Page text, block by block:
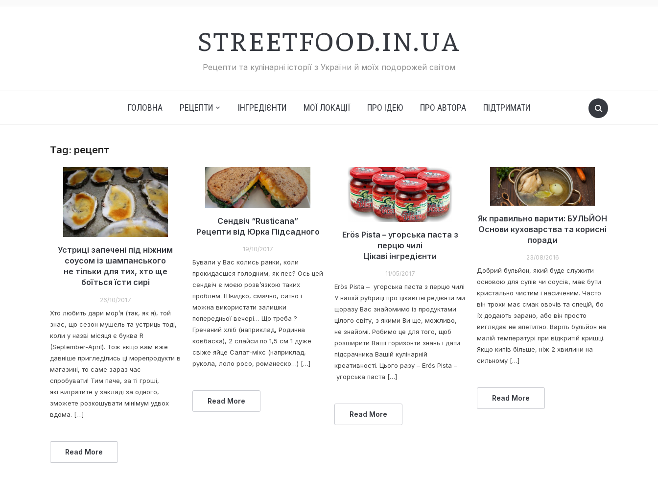
STREETFOOD.IN.UA
Рецепти та кулінарні історії з України й моїх подорожей світом
ГОЛОВНА РЕЦЕПТИ ІНГРЕДІЄНТИ МОЇ ЛОКАЦІЇ ПРО ІДЕЮ ПРО АВТОРА ПІДТРИМАТИ
Tag: рецепт
Устриці запечені під ніжним
соусом із шампанського
не тільки для тих, хто ще
боїться їсти сирі
26/10/2017
Хто любить дари мор’я (так, як я), той
знає, що сезон мушель та устриць тоді,
коли у назві місяця є буква R
(September-April). Тож якщо вам вже
давніше пригледілись ці морепродукти в
магазині, то саме зараз час
спробувати! Тим паче, за ті гроші,
які витратите у закладі за одного,
зможете розкошувати мінімум удвох
вдома. […]
Read More
Cендвіч “Rusticana”
Рецепти від Юрка Підсадного
19/10/2017
Бували у Вас колись ранки, коли
прокидаєшся голодним, як пес? Ось цей
сендвіч є моєю розв’язкою таких
проблем. Швидко, смачно, ситно і
можна використати залишки
попередньої вечері… Що треба ?
Гречаний хліб (наприклад, Родинна
ковбаска), 2 слайси по 1,5 см 1 дуже
свіже яйце Салат-мікс (наприклад,
рукола, лоло росо, романеско…) […]
Read More
Erös Pista – угорська паста з
перцю чилі
Цікаві інгредієнти
11/05/2017
Erös Pista – угорська паста з перцю чилі
У нашій рубриці про цікаві інгредієнти ми
щоразу Вас знайомимо із продуктами
цілого світу, з якими Ви ще, можливо,
не знайомі. Робимо це для того, щоб
розширити Ваші горизонти знань і дати
підсрачника Вашій кулінарній
креативності. Цього разу – Erös Pista –
угорська паста […]
Read More
Як правильно варити: БУЛЬЙОН
Основи куховарства та корисні
поради
23/08/2016
Добрий бульйон, який буде служити
основою для супів чи соусів, має бути
кристально чистим і насиченим. Часто
він трохи має смак овочів та спецій, бо
їх додають зарано, або він просто
виглядає не апетитно. Варіть бульйон на
малій температурі при відкритій кришці.
Якщо кипів більше, ніж 2 хвилини на
сильному […]
Read More